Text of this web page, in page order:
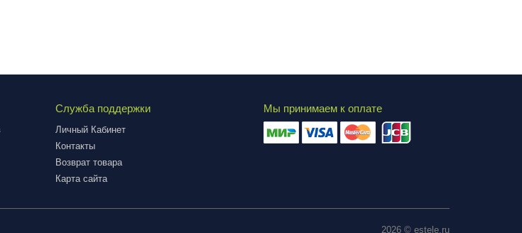
Служба поддержки
Личный Кабинет
Контакты
Возврат товара
Карта сайта
Мы принимаем к оплате
2026 © estele.ru